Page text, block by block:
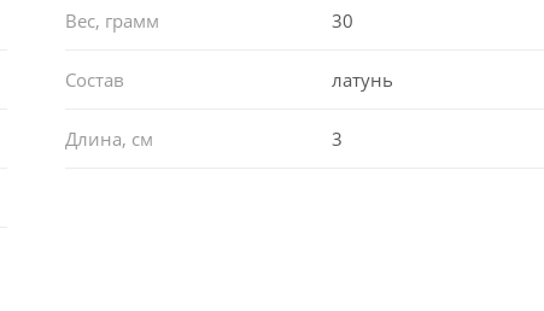
Вес, грамм 30
Состав латунь
Длина, см 3